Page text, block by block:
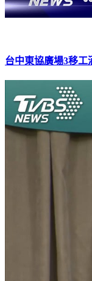
台中東協廣場3移